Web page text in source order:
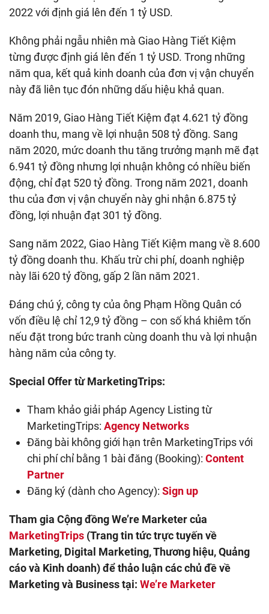
2022 với định giá lên đến 1 tỷ USD.
Không phải ngẫu nhiên mà Giao Hàng Tiết Kiệm
từng được định giá lên đến 1 tỷ USD. Trong những
năm qua, kết quả kinh doanh của đơn vị vận chuyển
này đã liên tục đón những dấu hiệu khả quan.
Năm 2019, Giao Hàng Tiết Kiệm đạt 4.621 tỷ đồng
doanh thu, mang về lợi nhuận 508 tỷ đồng. Sang
năm 2020, mức doanh thu tăng trưởng mạnh mẽ đạt
6.941 tỷ đồng nhưng lợi nhuận không có nhiều biến
động, chỉ đạt 520 tỷ đồng. Trong năm 2021, doanh
thu của đơn vị vận chuyển này ghi nhận 6.875 tỷ
đồng, lợi nhuận đạt 301 tỷ đồng.
Sang năm 2022, Giao Hàng Tiết Kiệm mang về 8.600
tỷ đồng doanh thu. Khấu trừ chi phí, doanh nghiệp
này lãi 620 tỷ đồng, gấp 2 lần năm 2021.
Đáng chú ý, công ty của ông Phạm Hồng Quân có
vốn điều lệ chỉ 12,9 tỷ đồng – con số khá khiêm tốn
nếu đặt trong bức tranh cùng doanh thu và lợi nhuận
hàng năm của công ty.
Special Offer từ MarketingTrips:
Tham khảo giải pháp Agency Listing từ
MarketingTrips: Agency Networks
Đăng bài không giới hạn trên MarketingTrips với
chi phí chỉ bằng 1 bài đăng (Booking): Content
Partner
Đăng ký (dành cho Agency): Sign up
Tham gia Cộng đồng We’re Marketer của
MarketingTrips (Trang tin tức trực tuyến về
Marketing, Digital Marketing, Thương hiệu, Quảng
cáo và Kinh doanh) để thảo luận các chủ đề về
Marketing và Business tại: We’re Marketer